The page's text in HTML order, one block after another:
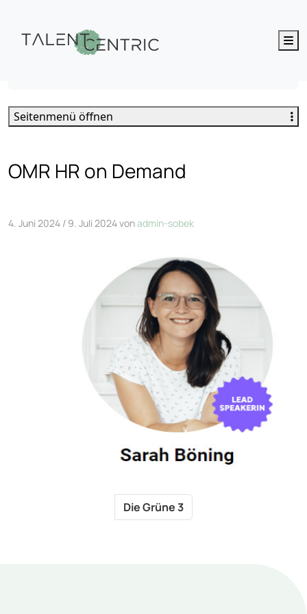
OMR HR on Demand
4. Juni 2024 / 9. Juli 2024vonadmin-sobek
Die Grüne 3
Seitenmenü öffnen